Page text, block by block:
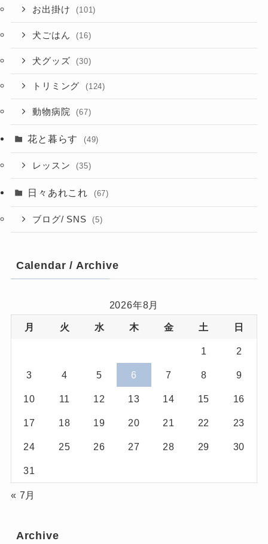
お出掛け (101)
犬ごはん (16)
犬グッズ (30)
トリミング (124)
動物病院 (67)
花と暮らす (49)
レッスン (35)
日々あれこれ (67)
ブログ/ SNS (5)
Calendar / Archive
2026年8月
月 火 水 木 金 土 日
1 2
3 4 5 6 7 8 9
10 11 12 13 14 15 16
17 18 19 20 21 22 23
24 25 26 27 28 29 30
31
« 7月
Archive